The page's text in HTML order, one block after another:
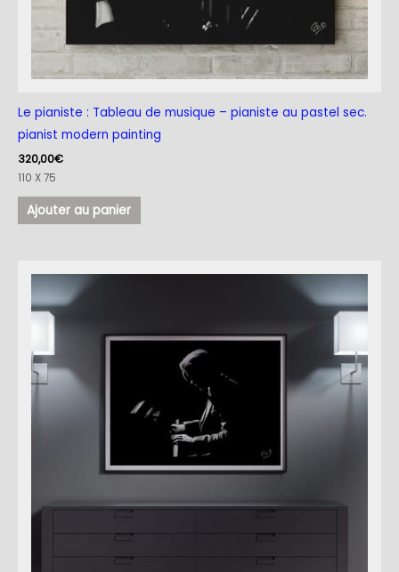
Le pianiste : Tableau de musique – pianiste au pastel sec.
pianist modern painting
320,00€
110 X 75
Ajouter au panier